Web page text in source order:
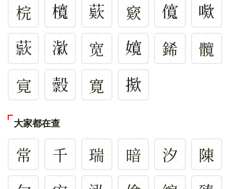
梡
窽
宽
䤭
髖
㝟
寛
大家都在查
常 千 瑞 暗 汐
陳